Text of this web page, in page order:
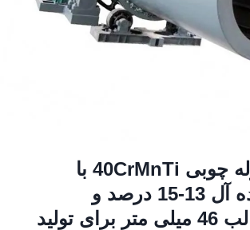
ماشین گلوله چوبی 40CrMnTi با
رطوبت ایده آل 13-15 درصد و
ضخامت قالب 46 میلی متر برای تولید